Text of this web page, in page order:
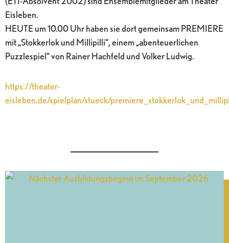
Eisleben.
HEUTE um 10.00 Uhr haben sie dort gemeinsam PREMIERE
mit „Stokkerlok und Millipilli“, einem „abenteuerlichen
Puzzlespiel“ von Rainer Hachfeld und Volker Ludwig.
https://theater-
eisleben.de/spielplan/stueck/